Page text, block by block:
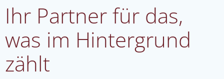
Ihr Partner für das,
was im Hintergrund
zählt